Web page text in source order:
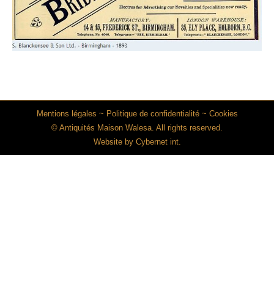
Mentions légales ~ Politique de confidentialité~ Cookies
© Antiquités Maison Walesa. All rights reserved.
Website by Cybernet int.